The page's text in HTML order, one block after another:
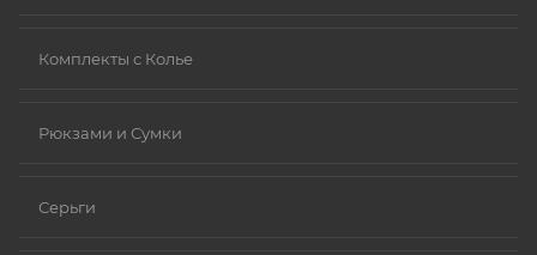
Комплекты с Колье
Рюкзами и Сумки
Серьги